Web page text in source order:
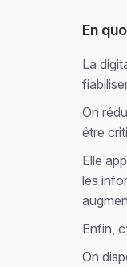
En
La
On
être
Elle
les
Enfin,
On